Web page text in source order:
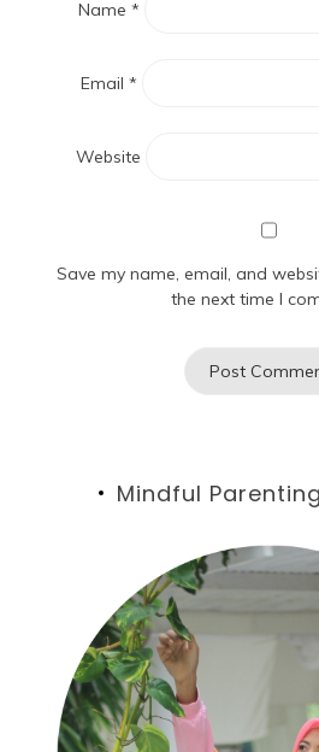
Name *
Email *
Website
Save my name, email, and
the next time I
Mindful